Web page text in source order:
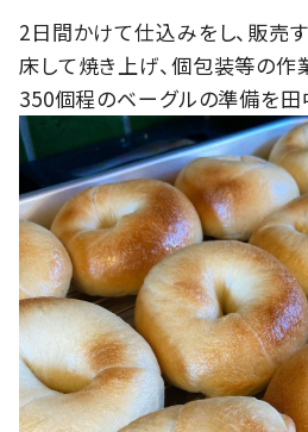
2日間かけて仕込みをし、販売
床して焼き上げ、個包装等の作
350個程のベーグルの準備を田